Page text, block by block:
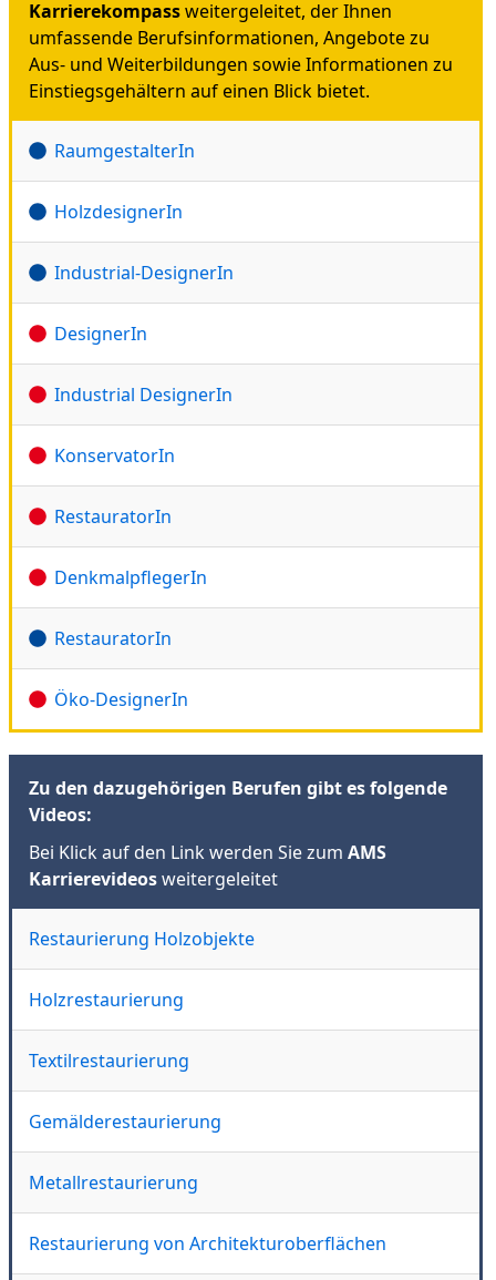
Karrierekompassweitergeleitet, der Ihnen
umfassende Berufsinformationen, Angebote zu
Aus- und Weiterbildungen sowie Informationen zu
Einstiegsgehältern auf einen Blick bietet.
RaumgestalterIn
HolzdesignerIn
Industrial-DesignerIn
DesignerIn
Industrial DesignerIn
KonservatorIn
RestauratorIn
DenkmalpflegerIn
RestauratorIn
Öko-DesignerIn
Zu den dazugehörigen Berufen gibt es folgende
Videos:
Bei Klick auf den Link werden Sie zum AMS
Karrierevideosweitergeleitet
Restaurierung Holzobjekte
Holzrestaurierung
Textilrestaurierung
Gemälderestaurierung
Metallrestaurierung
Restaurierung von Architekturoberflächen